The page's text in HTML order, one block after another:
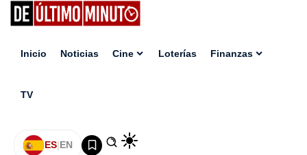
Inicio Noticias Cine Loterías Finanzas
TV
ES|EN